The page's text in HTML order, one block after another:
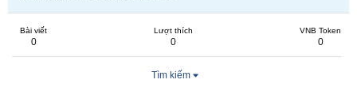
Bài viết
0
Lượt thích
0
VNB Token
0
Tìm kiếm